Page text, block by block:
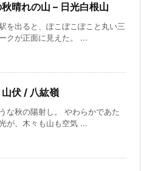
晴れの山 – 日光白根山
を出ると、ぽこぼこぽこと丸い三
クが正面に見えた。 ...
伏 / 八紘嶺
な秋の陽射し。 やわらかであた
が、木々も山も空気 ...